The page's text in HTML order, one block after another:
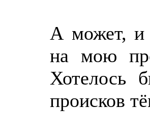
А может, и
на мою
Хотелось
происков